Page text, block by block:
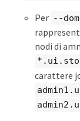
Per --
nodi di
carattere